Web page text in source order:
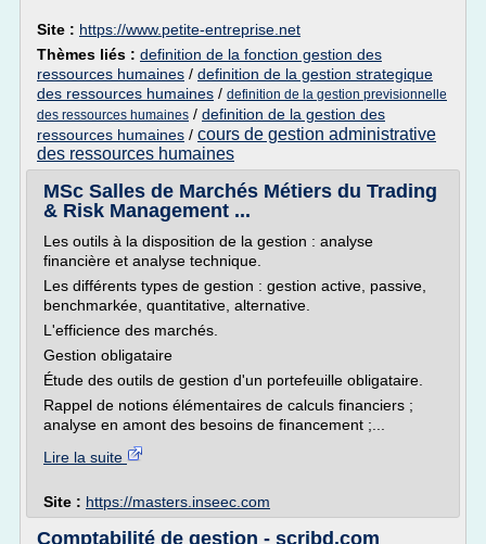
Site : https://www.petite-entreprise.net
Thèmes liés : definition de la fonction gestion des
ressources humaines / definition de la gestion strategique
des ressources humaines / definition de la gestion previsionnelle
des ressources humaines / definition de la gestion des
ressources humaines / cours de gestion administrative
des ressources humaines
MSc Salles de Marchés Métiers du Trading
& Risk Management ...
Les outils à la disposition de la gestion : analyse
financière et analyse technique.
Les différents types de gestion : gestion active, passive,
benchmarkée, quantitative, alternative.
L'efficience des marchés.
Gestion obligataire
Étude des outils de gestion d'un portefeuille obligataire.
Rappel de notions élémentaires de calculs financiers ;
analyse en amont des besoins de financement ;...
Lire la suite
Site : https://masters.inseec.com
Comptabilité de gestion - scribd.com